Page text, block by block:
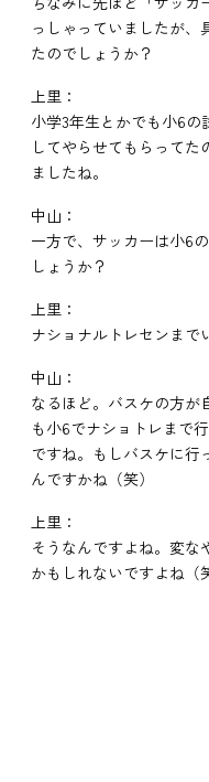
っしゃっていましたが、
たのでしょうか？
上里：
小学3年生とかでも小6の
してやらせてもらってた
ましたね。
中山：
一方で、サッカーは小6
しょうか？
上里：
ナショナルトレセンまで
中山：
なるほど。バスケの方が
も小6でナショトレまで
ですね。もしバスケに行
んですかね（笑）
上里：
そうなんですよね。変な
かもしれないですよね（